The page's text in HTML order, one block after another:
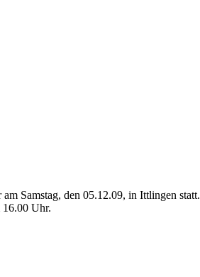
am Samstag, den 05.12.09, in Ittlingen statt.
Uhr.